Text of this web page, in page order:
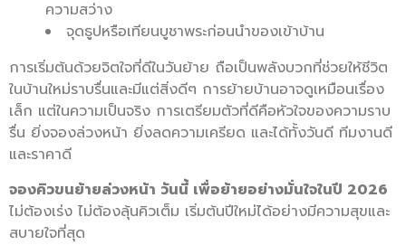
ความสว่าง
จุดธูปหรือเทียนบูชาพระก่อนนำของเข้าบ้าน
การเริ่มต้นด้วยจิตใจที่ดีในวันย้าย ถือเป็นพลังบวกที่ช่วยให้ชีวิต
ในบ้านใหม่ราบรื่นและมีแต่สิ่งดีๆ การย้ายบ้านอาจดูเหมือนเรื่อง
เล็ก แต่ในความเป็นจริง การเตรียมตัวที่ดีคือหัวใจของความราบ
รื่น ยิ่งจองล่วงหน้า ยิ่งลดความเครียด และได้ทั้งวันดี ทีมงานดี
และราคาดี
จองคิวขนย้ายล่วงหน้า วันนี้ เพื่อย้ายอย่างมั่นใจในปี 2026
ไม่ต้องเร่ง ไม่ต้องลุ้นคิวเต็ม เริ่มต้นปีใหม่ได้อย่างมีความสุขและ
สบายใจที่สุด